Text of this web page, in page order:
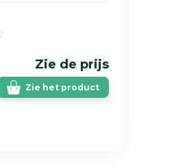
Zie de prijs
Zie het product